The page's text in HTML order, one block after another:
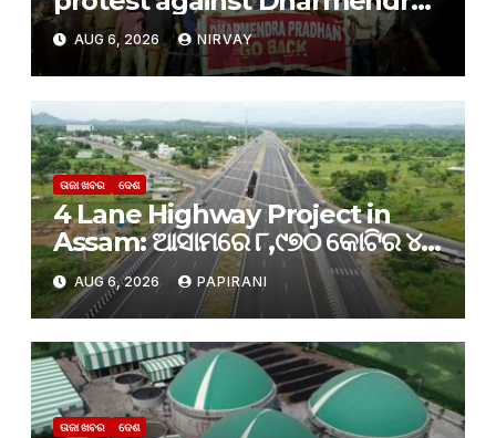
Pradhan
AUG 6, 2026 NIRVAY
ତାଜା ଖବର ଦେଶ
4 Lane Highway Project in
Assam: ଆସାମରେ ୮,୯୭୦ କୋଟିର ୪-
ଲେନ୍ ରାଜପଥ ପ୍ରକଳ୍ପକୁ କ୍ୟାବିନେଟ୍
ମଞ୍ଜୁରୀ
AUG 6, 2026 PAPIRANI
ତାଜା ଖବର ଦେଶ